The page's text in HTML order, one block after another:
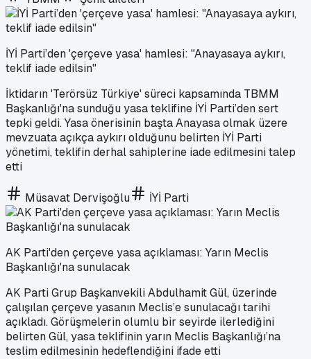
İYİ Parti’den 'çerçeve yasa' hamlesi: "Anayasaya aykırı,
teklif iade edilsin"
İktidarın 'Terörsüz Türkiye' süreci kapsamında TBMM
Başkanlığı'na sunduğu yasa teklifine İYİ Parti’den sert
tepki geldi. Yasa önerisinin başta Anayasa olmak üzere
mevzuata açıkça aykırı olduğunu belirten İYİ Parti
yönetimi, teklifin derhal sahiplerine iade edilmesini talep
etti
Müsavat Dervişoğlu İYİ Parti
AK Parti'den çerçeve yasa açıklaması: Yarın Meclis
Başkanlığı'na sunulacak
AK Parti Grup Başkanvekili Abdulhamit Gül, üzerinde
çalışılan çerçeve yasanın Meclis’e sunulacağı tarihi
açıkladı. Görüşmelerin olumlu bir seyirde ilerlediğini
belirten Gül, yasa teklifinin yarın Meclis Başkanlığı’na
teslim edilmesinin hedeflendiğini ifade etti